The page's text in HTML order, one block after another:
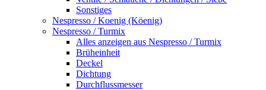
Sonstiges
Nespresso / Koenig (Köenig)
Nespresso / Turmix
Alles anzeigen aus Nespresso / Turmix
Brüheinheit
Deckel
Dichtung
Durchflussmesser